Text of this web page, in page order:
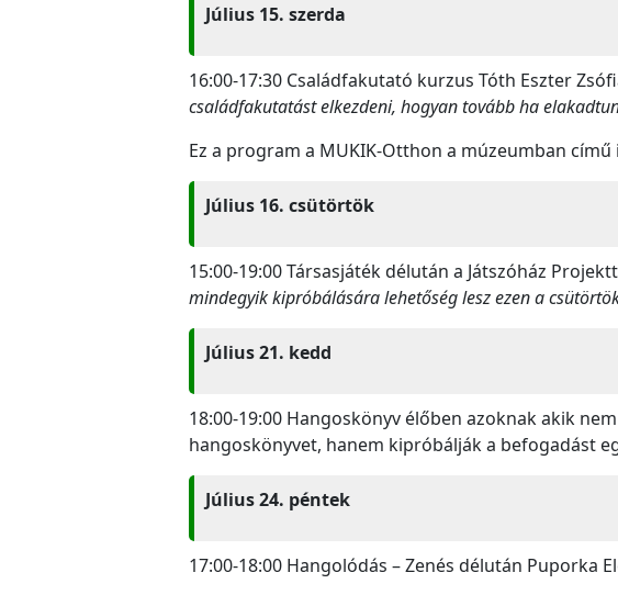
Július 15. szerda
16:00-17:30 Családfakutató kurzus Tóth Eszter
családfakutatást elkezdeni, hogyan tovább ha
Ez a program a MUKIK-Otthon a múzeumban
Július 16. csütörtök
15:00-19:00 Társasjáték délután a Játszóház
mindegyik kipróbálására lehetőség lesz ezen a
Július 21. kedd
18:00-19:00 Hangoskönyv élőben azoknak akik
hangoskönyvet, hanem kipróbálják a befogadást
Július 24. péntek
17:00-18:00 Hangolódás – Zenés délután Puporka